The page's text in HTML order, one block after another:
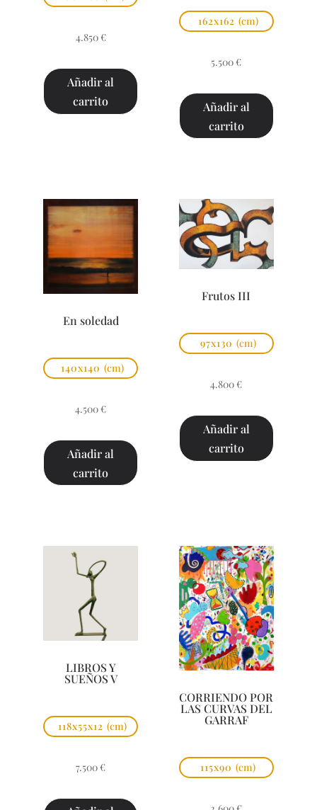
4.850 €
Añadir al
carrito
162x162 (cm)
5.500 €
Añadir al
carrito
En soledad
140x140 (cm)
4.500 €
Añadir al
carrito
Frutos III
97x130 (cm)
4.800 €
Añadir al
carrito
LIBROS Y
SUEÑOS V
118x55x12 (cm)
7.500 €
CORRIENDO POR
LAS CURVAS DEL
GARRAF
115x90 (cm)